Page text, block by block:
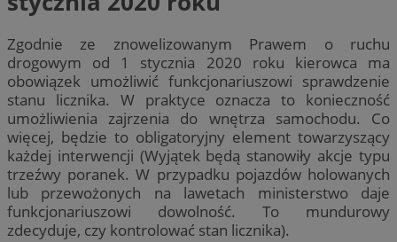
Zgodnie ze znowelizowanym Prawem o ruchu
drogowym od 1 stycznia 2020 roku kierowca ma
obowiązek umożliwić funkcjonariuszowi sprawdzenie
stanu licznika. W praktyce oznacza to konieczność
umożliwienia zajrzenia do wnętrza samochodu. Co
więcej, będzie to obligatoryjny element towarzyszący
każdej interwencji (Wyjątek będą stanowiły akcje typu
trzeźwy poranek. W przypadku pojazdów holowanych
lub przewożonych na lawetach ministerstwo daje
funkcjonariuszowi dowolność. To mundurowy
zdecyduje, czy kontrolować stan licznika).